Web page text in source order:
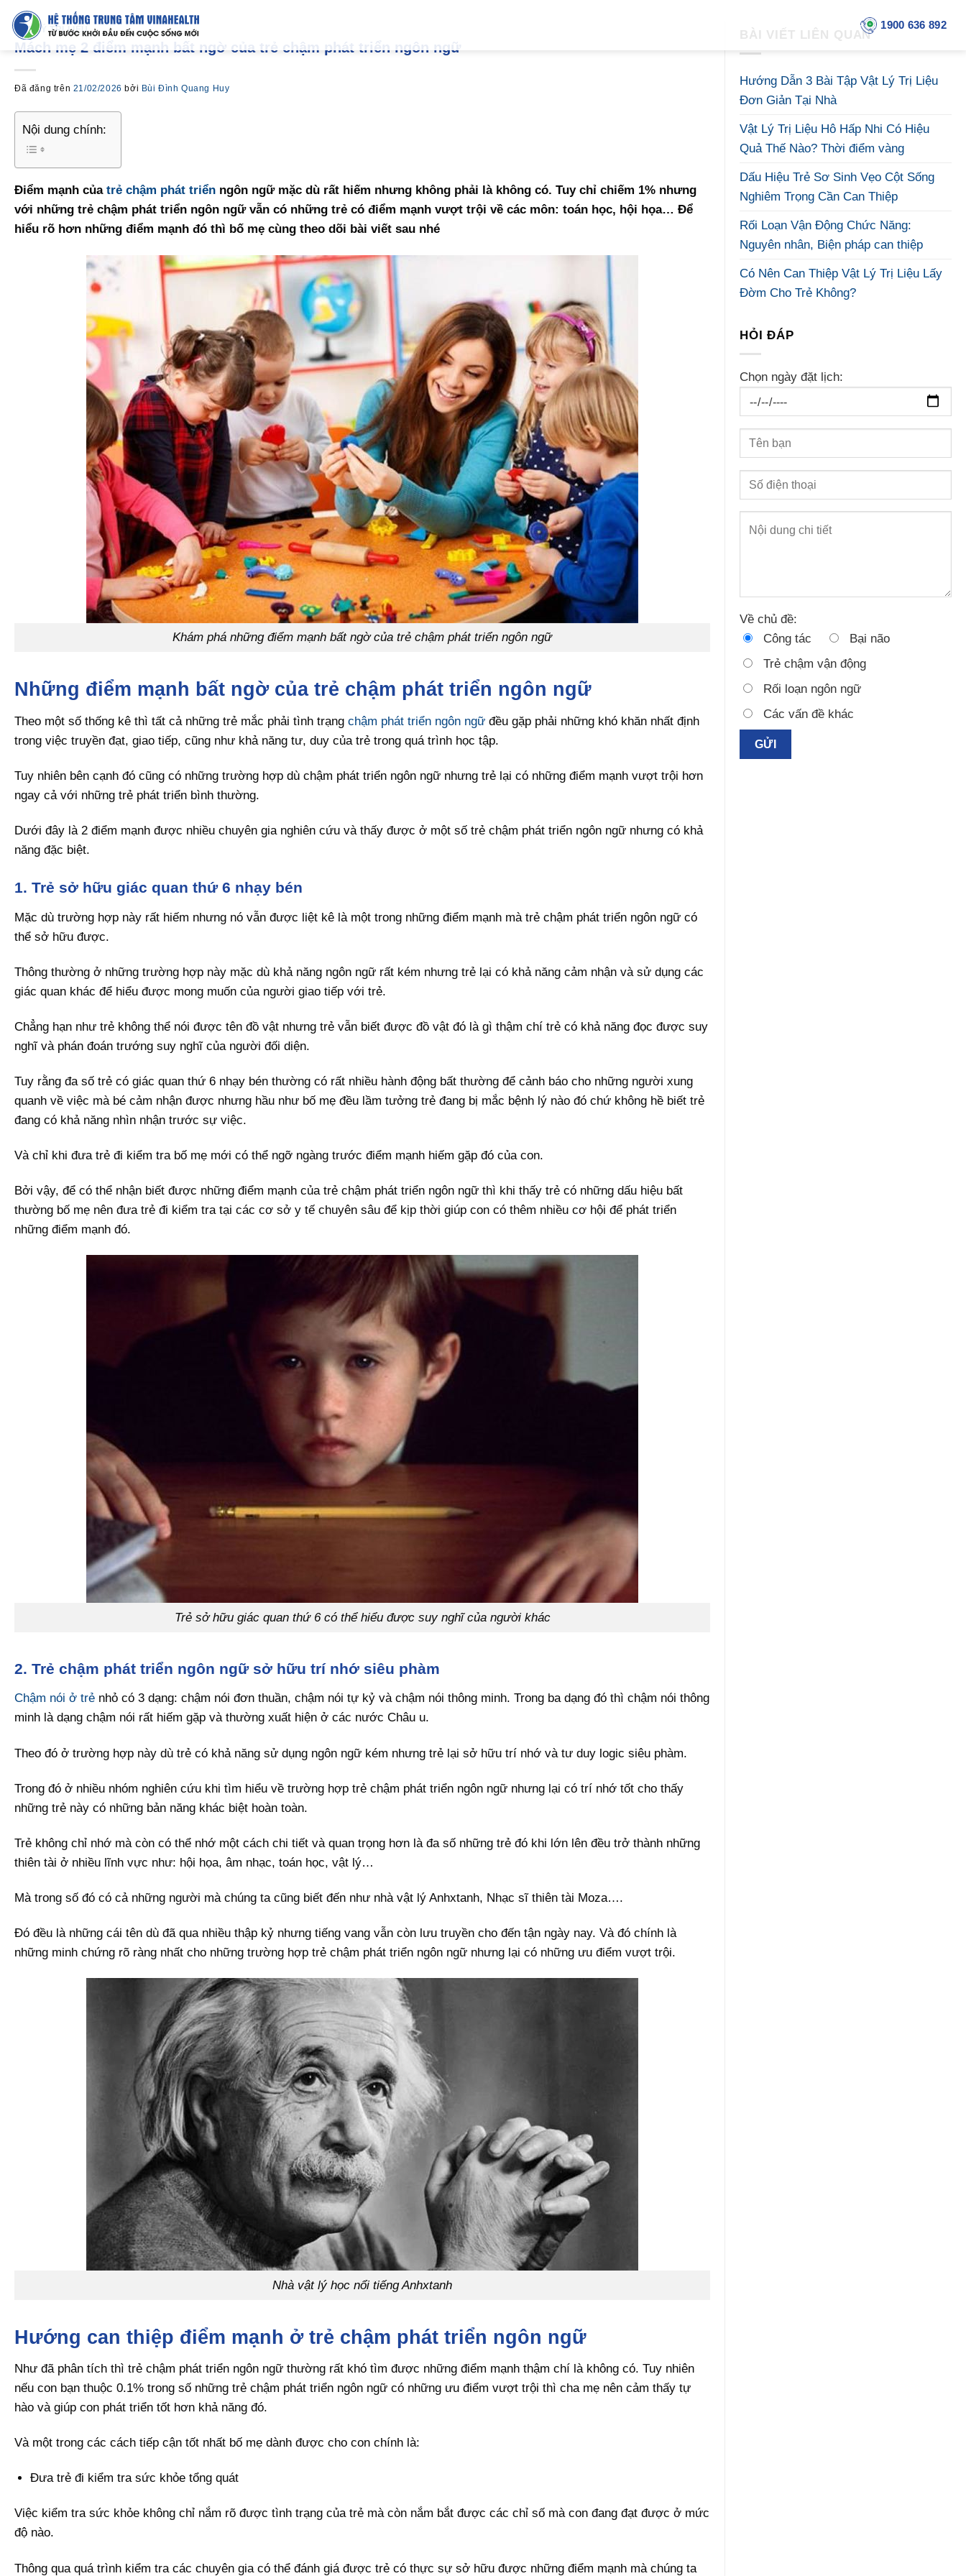
Chuyển
đến
nội
dung
1900 636 892
VẬT LÝ TRỊ LIỆU
Mách mẹ 2 điểm mạnh bất ngờ của trẻ chậm phát triển ngôn ngữ
Đã đăng trên 21/02/2026 bởi Bùi Đình Quang Huy
Nội dung chính:
Điểm mạnh của trẻ chậm phát triển ngôn ngữ mặc dù rất hiếm nhưng không phải là không có. Tuy chỉ chiếm 1% nhưng
với những trẻ chậm phát triển ngôn ngữ vẫn có những trẻ có điểm mạnh vượt trội về các môn: toán học, hội họa… Để
hiểu rõ hơn những điểm mạnh đó thì bố mẹ cùng theo dõi bài viết sau nhé
Khám phá những điểm mạnh bất ngờ của trẻ chậm phát triển ngôn ngữ
Những điểm mạnh bất ngờ của trẻ chậm phát triển ngôn ngữ
Theo một số thống kê thì tất cả những trẻ mắc phải tình trạng chậm phát triển ngôn ngữ đều gặp phải những khó khăn nhất định
trong việc truyền đạt, giao tiếp, cũng như khả năng tư, duy của trẻ trong quá trình học tập.
Tuy nhiên bên cạnh đó cũng có những trường hợp dù chậm phát triển ngôn ngữ nhưng trẻ lại có những điểm mạnh vượt trội hơn
ngay cả với những trẻ phát triển bình thường.
Dưới đây là 2 điểm mạnh được nhiều chuyên gia nghiên cứu và thấy được ở một số trẻ chậm phát triển ngôn ngữ nhưng có khả
năng đặc biệt.
1. Trẻ sở hữu giác quan thứ 6 nhạy bén
Mặc dù trường hợp này rất hiếm nhưng nó vẫn được liệt kê là một trong những điểm mạnh mà trẻ chậm phát triển ngôn ngữ có
thể sở hữu được.
Thông thường ở những trường hợp này mặc dù khả năng ngôn ngữ rất kém nhưng trẻ lại có khả năng cảm nhận và sử dụng các
giác quan khác để hiểu được mong muốn của người giao tiếp với trẻ.
Chẳng hạn như trẻ không thể nói được tên đồ vật nhưng trẻ vẫn biết được đồ vật đó là gì thậm chí trẻ có khả năng đọc được suy
nghĩ và phán đoán trướng suy nghĩ của người đối diện.
Tuy rằng đa số trẻ có giác quan thứ 6 nhạy bén thường có rất nhiều hành động bất thường để cảnh báo cho những người xung
quanh về việc mà bé cảm nhận được nhưng hầu như bố mẹ đều lầm tưởng trẻ đang bị mắc bệnh lý nào đó chứ không hề biết trẻ
đang có khả năng nhìn nhận trước sự việc.
Và chỉ khi đưa trẻ đi kiểm tra bố mẹ mới có thể ngỡ ngàng trước điểm mạnh hiếm gặp đó của con.
Bởi vậy, để có thể nhận biết được những điểm mạnh của trẻ chậm phát triển ngôn ngữ thì khi thấy trẻ có những dấu hiệu bất
thường bố mẹ nên đưa trẻ đi kiểm tra tại các cơ sở y tế chuyên sâu để kịp thời giúp con có thêm nhiều cơ hội để phát triển
những điểm mạnh đó.
Trẻ sở hữu giác quan thứ 6 có thể hiểu được suy nghĩ của người khác
2. Trẻ chậm phát triển ngôn ngữ sở hữu trí nhớ siêu phàm
Chậm nói ở trẻ nhỏ có 3 dạng: chậm nói đơn thuần, chậm nói tự kỷ và chậm nói thông minh. Trong ba dạng đó thì chậm nói thông
minh là dạng chậm nói rất hiếm gặp và thường xuất hiện ở các nước Châu u.
Theo đó ở trường hợp này dù trẻ có khả năng sử dụng ngôn ngữ kém nhưng trẻ lại sở hữu trí nhớ và tư duy logic siêu phàm.
Trong đó ở nhiều nhóm nghiên cứu khi tìm hiểu về trường hợp trẻ chậm phát triển ngôn ngữ nhưng lại có trí nhớ tốt cho thấy
những trẻ này có những bản năng khác biệt hoàn toàn.
Trẻ không chỉ nhớ mà còn có thể nhớ một cách chi tiết và quan trọng hơn là đa số những trẻ đó khi lớn lên đều trở thành những
thiên tài ở nhiều lĩnh vực như: hội họa, âm nhạc, toán học, vật lý…
Mà trong số đó có cả những người mà chúng ta cũng biết đến như nhà vật lý Anhxtanh, Nhạc sĩ thiên tài Moza….
Đó đều là những cái tên dù đã qua nhiều thập kỷ nhưng tiếng vang vẫn còn lưu truyền cho đến tận ngày nay. Và đó chính là
những minh chứng rõ ràng nhất cho những trường hợp trẻ chậm phát triển ngôn ngữ nhưng lại có những ưu điểm vượt trội.
Nhà vật lý học nổi tiếng Anhxtanh
Hướng can thiệp điểm mạnh ở trẻ chậm phát triển ngôn ngữ
Như đã phân tích thì trẻ chậm phát triển ngôn ngữ thường rất khó tìm được những điểm mạnh thậm chí là không có. Tuy nhiên
nếu con bạn thuộc 0.1% trong số những trẻ chậm phát triển ngôn ngữ có những ưu điểm vượt trội thì cha mẹ nên cảm thấy tự
hào và giúp con phát triển tốt hơn khả năng đó.
Và một trong các cách tiếp cận tốt nhất bố mẹ dành được cho con chính là:
Đưa trẻ đi kiểm tra sức khỏe tổng quát
Việc kiểm tra sức khỏe không chỉ nắm rõ được tình trạng của trẻ mà còn nắm bắt được các chỉ số mà con đang đạt được ở mức
độ nào.
Thông qua quá trình kiểm tra các chuyên gia có thể đánh giá được trẻ có thực sự sở hữu được những điểm mạnh mà chúng ta
BÀI VIẾT LIÊN QUAN
Hướng Dẫn 3 Bài Tập Vật Lý Trị Liệu
Đơn Giản Tại Nhà
Vật Lý Trị Liệu Hô Hấp Nhi Có Hiệu
Quả Thế Nào? Thời điểm vàng
Dấu Hiệu Trẻ Sơ Sinh Vẹo Cột Sống
Nghiêm Trọng Cần Can Thiệp
Rối Loạn Vận Động Chức Năng:
Nguyên nhân, Biện pháp can thiệp
Có Nên Can Thiệp Vật Lý Trị Liệu Lấy
Đờm Cho Trẻ Không?
HỎI ĐÁP
Chọn ngày đặt lịch:
Về chủ đề:
Công tác
Bại não
Trẻ chậm vận động
Rối loạn ngôn ngữ
Các vấn đề khác